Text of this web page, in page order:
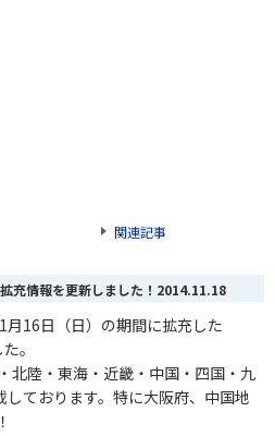
関連記事
充情報を更新しました！ 2014.11.18
16日（日）の期間に拡充した
。
北陸・東海 ・ 近畿・中国・四国・九
しております。特に大阪府、中国地